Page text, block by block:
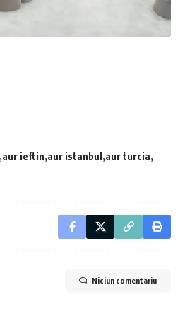
aur ieftin aur istanbul aur turcia
Niciun comentariu